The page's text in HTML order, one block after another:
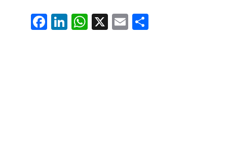
Fa
ce
Li
nk
W
ha
X E
m
Pa